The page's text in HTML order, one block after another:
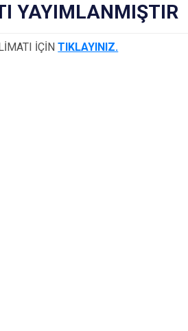
YAYIMLANMIŞTIR
İÇİNTIKLAYINIZ.